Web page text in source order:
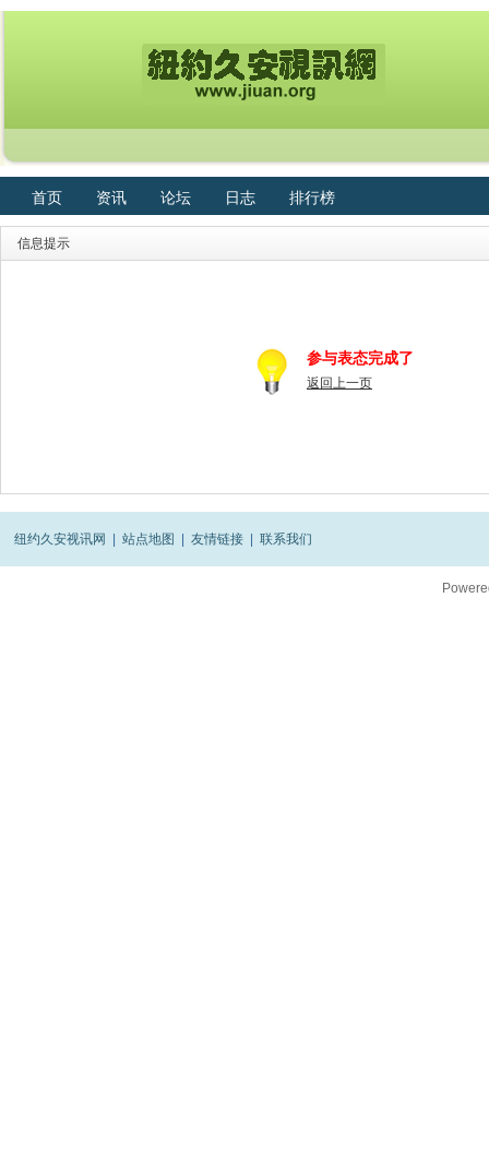
首页 资讯 论坛 日志 排行榜
信息提示
参与表态完成了
返回上一页
纽约久安视讯网 站点地图 友情链接 联系我们